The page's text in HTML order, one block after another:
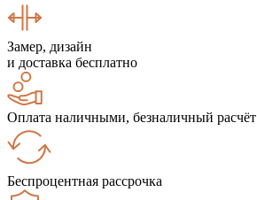
Замер, дизайн
и доставка бесплатно
Оплата наличными, безналичный расчёт
Беспроцентная рассрочка